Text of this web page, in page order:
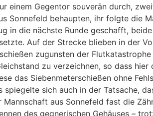
einem Gegentor souverän durch,
Sonnefeld behaupten, ihr folgte die
in die nächste Runde geschafft,
Auf der Strecke blieben in der
zugunsten der
zu verzeichnen, so dass
das Siebenmeterschießen ohne
sich auch in der Tatsache,
aus Sonnefeld fast die
des gegnerischen Gehäuses –